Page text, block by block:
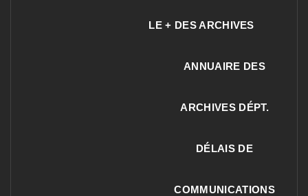
LE + DES ARCHIVES
ANNUAIRE DES
ARCHIVES DÉPT.
DÉLAIS DE
COMMUNICATIONS